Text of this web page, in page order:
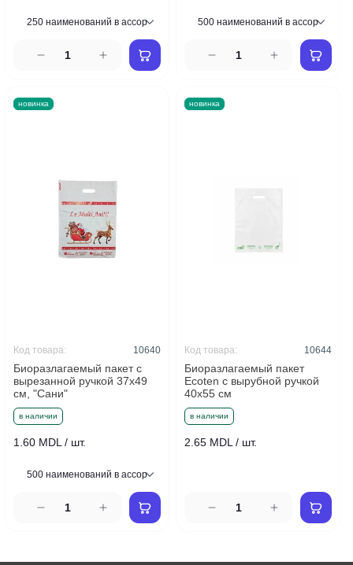
новинка
в наличии
Биоразлагаемый пакет с
вырезанной ручкой 37x49
см, "Сани"
Код товара: 10640
1.60 MDL / шт.
новинка
в наличии
Биоразлагаемый пакет
Ecoten с вырубной ручкой
40x55 см
Код товара: 10644
2.65 MDL / шт.